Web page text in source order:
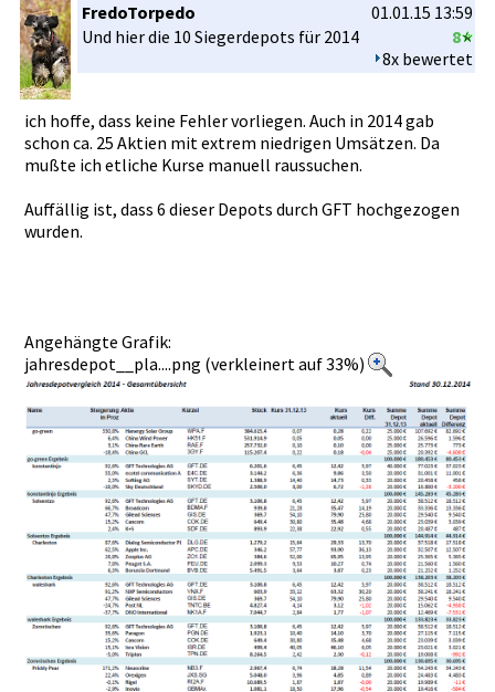
FredoTorpedo
01.01.15 13:59
8
8x bewertet
Und hier die 10 Siegerdepo­ts für 2014
ich hoffe, dass keine Fehler vorliegen.­ Auch in 2014 gab
schon ca. 25 Aktien mit extrem niedrigen Umsätzen. Da
mußte ich etliche Kurse manuell raussuchen­.
Auffällig ist, dass 6 dieser Depots durch GFT hochgezoge­n
wurden.
Angehängte Grafik:
jahresdepot__pla....png (verkleinert auf 33%)